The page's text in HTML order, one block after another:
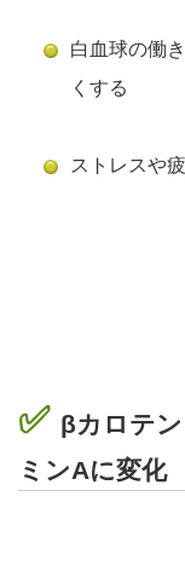
白血球の働
くする
ストレスや
✅ βカロテ
ミンAに変化